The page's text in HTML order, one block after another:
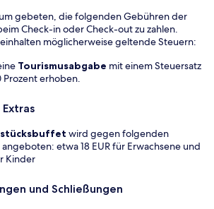
gebeten, die folgenden Gebühren der
Check-in oder Check-out zu zahlen.
möglicherweise geltende Steuern:
Tourismusabgabe mit einem Steuersatz
Prozent erhoben.
wird gegen folgenden
etwa 18 EUR für Erwachsene und
Kinder
und Schließungen